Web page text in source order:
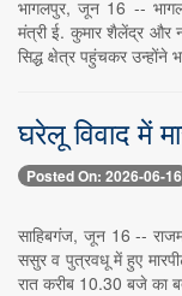
भागलपुर, जून 16 --
मंत्री ई. कुमार शैलेंद्र और
सिद्ध क्षेत्र पहुंचकर उन्होंने
घरेलू विवाद में
Posted On: 2026-06-16
साहिबगंज, जून 16 --
ससुर व पुत्रवधू में हुए
रात करीब 10.30 बजे का